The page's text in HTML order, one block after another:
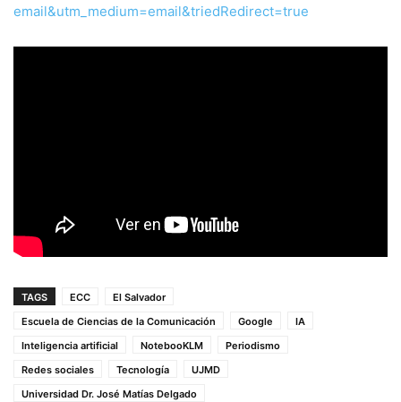
email&utm_medium=email&triedRedirect=true
TAGS ECC
El Salvador
Escuela de Ciencias de la Comunicación
Google
IA
Inteligencia artificial
NotebooKLM
Periodismo
Redes sociales
Tecnología
UJMD
Universidad Dr. José Matías Delgado